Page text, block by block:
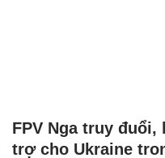
FPV Nga truy đuổi,
trợ cho Ukraine